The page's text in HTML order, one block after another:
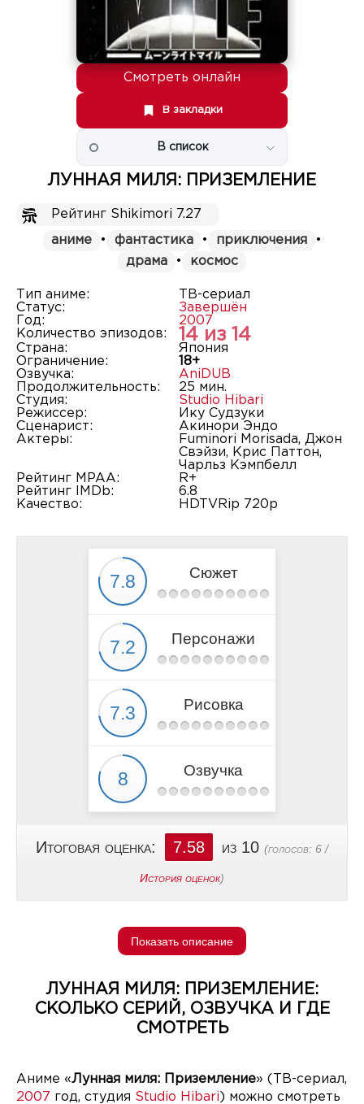
Смотреть онлайн
В закладки
В список
ЛУННАЯ МИЛЯ: ПРИЗЕМЛЕНИЕ
Рейтинг Shikimori 7.27
аниме • фантастика • приключения
•
драма
• космос
Тип аниме:
ТВ-сериал
Статус:
Завершён
Год:
2007
Количество эпизодов:
14 из 14
Страна:
Япония
Ограничение:
18+
Озвучка:
AniDUB
Продолжительность:
25 мин.
Студия:
Studio Hibari
Режиссер:
Ику Судзуки
Сценарист:
Акинори Эндо
Актеры:
Fuminori Morisada, Джон
Свэйзи, Крис Паттон,
Чарльз Кэмпбелл
Рейтинг MPAA:
R+
Рейтинг IMDb:
6.8
Качество:
HDTVRip 720p
Сюжет
Персонажи
Рисовка
Озвучка
Итоговая оценка: 7.58 из 10 (голосов: 6 /
История оценок)
Показать описание
ЛУННАЯ МИЛЯ: ПРИЗЕМЛЕНИЕ:
СКОЛЬКО СЕРИЙ, ОЗВУЧКА И ГДЕ
СМОТРЕТЬ
Аниме «Лунная миля: Приземление» (ТВ-сериал,
2007 год, студия Studio Hibari ) можно смотреть